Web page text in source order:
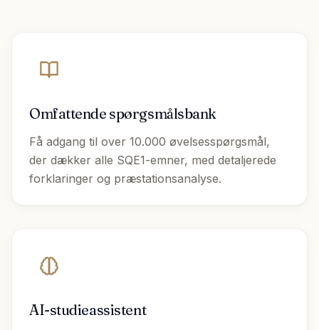
Omfattende spørgsmålsbank
Få adgang til over 10.000 øvelsesspørgsmål,
der dækker alle SQE1-emner, med detaljerede
forklaringer og præstationsanalyse.
AI-studieassistent